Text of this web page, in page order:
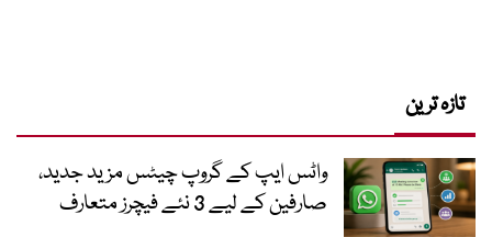
تازہ ترین
واٹس ایپ کے گروپ چیٹس مزید جدید،
صارفین کے لیے 3 نئے فیچرز متعارف